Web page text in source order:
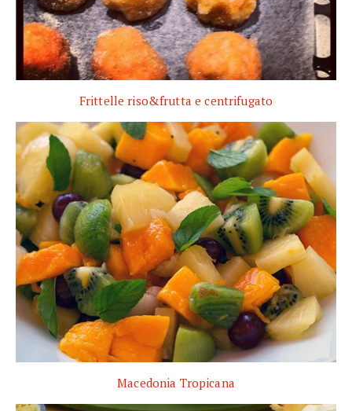
Frittelle riso&frutta e centrifugato
Macedonia Tropicana